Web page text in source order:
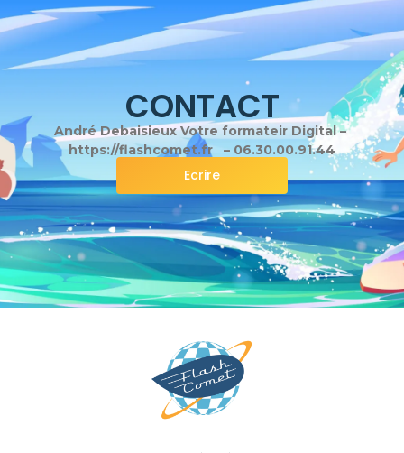
CONTACT
André Debaisieux Votre formateir Digital –
https://flashcomet.fr – 06.30.00.91.44
Ecrire